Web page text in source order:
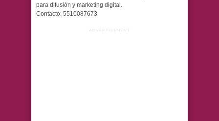
para difusión y marketing digital.
Contacto: 5510087673
ADVERTISEMENT